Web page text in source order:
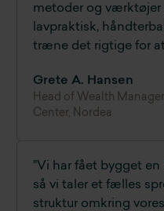
metoder og værktøjer
lavpraktisk,
træne det rigtige for
Grete A. Hansen
Head of Wealth
Center, Nordea
"Vi har fået bygget
så vi taler et fælles
struktur omkring